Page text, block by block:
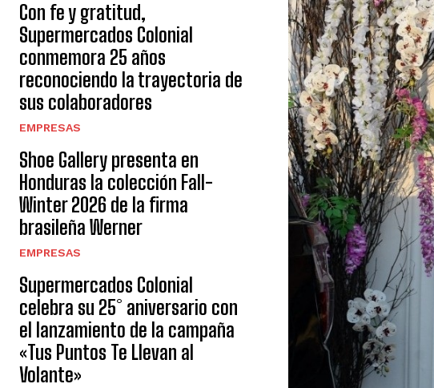
Con fe y gratitud,
Supermercados Colonial
conmemora 25 años
reconociendo la trayectoria de
sus colaboradores
EMPRESAS
Shoe Gallery presenta en
Honduras la colección Fall-
Winter 2026 de la firma
brasileña Werner
EMPRESAS
Supermercados Colonial
celebra su 25° aniversario con
el lanzamiento de la campaña
«Tus Puntos Te Llevan al
Volante»